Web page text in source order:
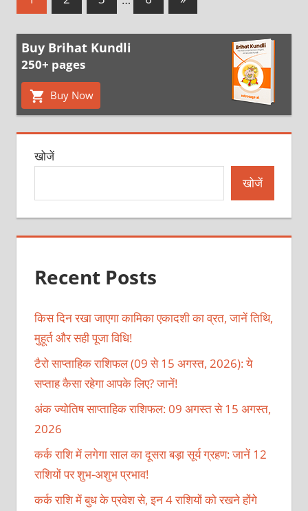
Posts
Buy Brihat Kundli
250+ pages
Buy Now
खोजें
खोजें
Recent Posts
किस दिन रखा जाएगा कामिका एकादशी का व्रत, जानें तिथि,
मुहूर्त और सही पूजा विधि!
टैरो साप्ताहिक राशिफल (09 से 15 अगस्त, 2026): ये
सप्ताह कैसा रहेगा आपके लिए? जानें!
अंक ज्योतिष साप्ताहिक राशिफल: 09 अगस्त से 15 अगस्त,
2026
कर्क राशि में लगेगा साल का दूसरा बड़ा सूर्य ग्रहण: जानें 12
राशियों पर शुभ-अशुभ प्रभाव!
कर्क राशि में बुध के प्रवेश से, इन 4 राशियों को रखने होंगे